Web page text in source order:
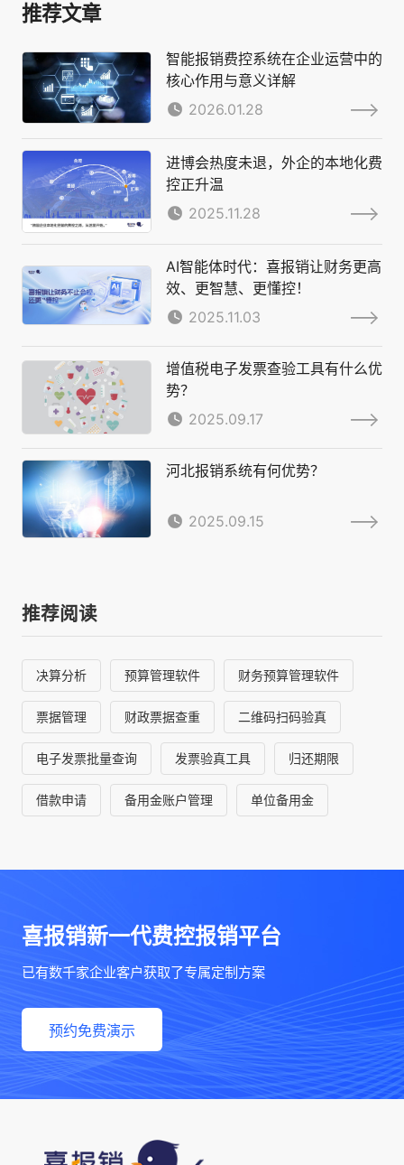
推荐文章
智能报销费控系统在企业运营中的
核心作用与意义详解
2026.01.28
进博会热度未退，外企的本地化费
控正升温
2025.11.28
AI智能体时代：喜报销让财务更高
效、更智慧、更懂控！
2025.11.03
增值税电子发票查验工具有什么优
势？
2025.09.17
河北报销系统有何优势？
2025.09.15
推荐阅读
决算分析 预算管理软件 财务预算管理软件
票据管理 财政票据查重 二维码扫码验真
电子发票批量查询 发票验真工具 归还期限
借款申请 备用金账户管理 单位备用金
喜报销新一代费控报销平台
已有数千家企业客户获取了专属定制方案
预约免费演示